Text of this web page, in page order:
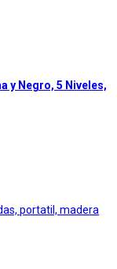
y Negro, 5 Niveles,